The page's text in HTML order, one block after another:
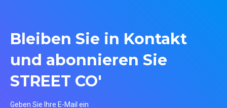
Bleiben Sie in Kontakt
und abonnieren Sie
STREET CO'